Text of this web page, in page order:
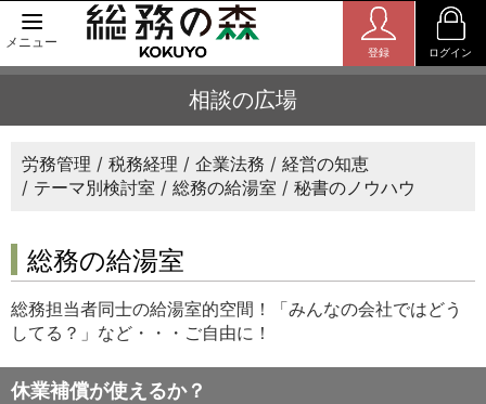
メニュー
登録 ログイン
相談の広場
労務管理 税務経理 企業法務
経営の知恵
テーマ別検討室
総務の給湯室 秘書のノウハウ
総務の給湯室
総務担当者同士の給湯室的空間！「みんなの会社ではどう
してる？」など・・・ご自由に！
休業補償が使えるか？